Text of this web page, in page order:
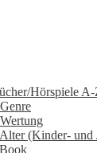
Hörspiele A-
(Kinder- und